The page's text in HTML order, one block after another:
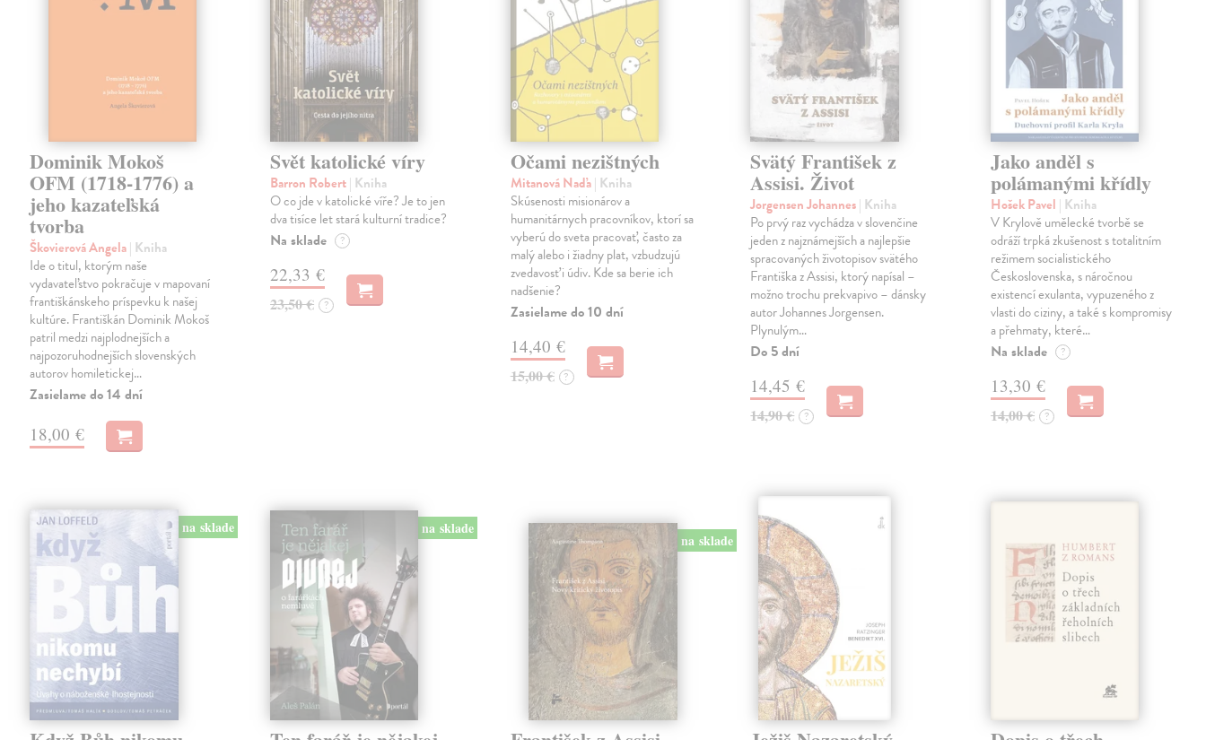
Dominik Mokoš
OFM (1718-1776) a
jeho kazateľská
tvorba
Škovierová Angela| Kniha
Ide o titul, ktorým naše
vydavateľstvo pokračuje v mapovaní
františkánskeho príspevku k našej
kultúre. Františkán Dominik Mokoš
patril medzi najplodnejších a
najpozoruhodnejších slovenských
autorov homiletickej…
Zasielame do 14 dní
18,00 €
Svět katolické víry
Barron Robert| Kniha
O co jde v katolické víře? Je to jen
dva tisíce let stará kulturní tradice?
Na sklade ?
22,33 €
23,50 € ?
Očami nezištných
Mitanová Naďa| Kniha
Skúsenosti misionárov a
humanitárnych pracovníkov, ktorí sa
vyberú do sveta pracovať, často za
malý alebo i žiadny plat, vzbudzujú
zvedavosť i údiv. Kde sa berie ich
nadšenie?
Zasielame do 10 dní
14,40 €
15,00 € ?
Svätý František z
Assisi. Život
Jorgensen Johannes| Kniha
Po prvý raz vychádza v slovenčine
jeden z najznámejších a najlepšie
spracovaných životopisov svätého
Františka z Assisi, ktorý napísal –
možno trochu prekvapivo – dánsky
autor Johannes Jorgensen.
Plynulým…
Do 5 dní
14,45 €
14,90 € ?
Jako anděl s
polámanými křídly
Hošek Pavel | Kniha
V Krylově umělecké tvorbě se
odráží trpká zkušenost s totalitním
režimem socialistického
Československa, s náročnou
existencí exulanta, vypuzeného z
vlasti do ciziny, a také s kompromisy
a přehmaty, které…
Na sklade ?
13,30 €
14,00 € ?
na sklade na sklade
na sklade